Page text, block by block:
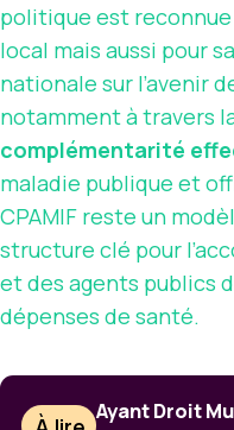
politique est reconnue
local mais aussi pour
nationale sur l’avenir
notamment à travers
complémentarité
maladie publique et
CPAMIF reste un
structure clé pour
et des agents publics
dépenses de santé.
Ayant Droit